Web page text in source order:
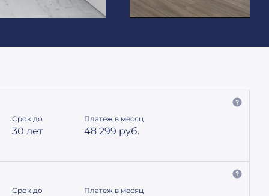
Срок до
30 лет
Платеж в месяц
48 299 руб.
Срок до Платеж в месяц